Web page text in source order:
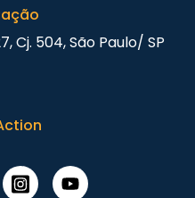
Cj. 504, São Paulo/ SP